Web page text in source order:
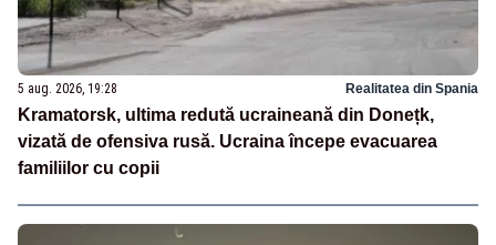
5 aug. 2026, 19:28 Realitatea din Spania
Kramatorsk, ultima redută ucraineană din Donețk,
vizată de ofensiva rusă. Ucraina începe evacuarea
familiilor cu copii